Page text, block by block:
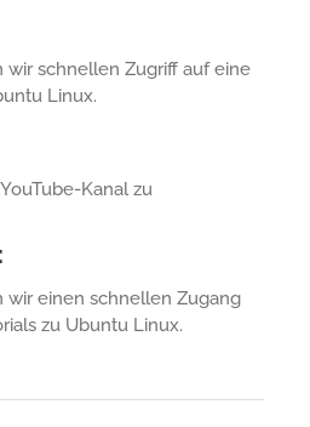
wir schnellen Zugriff auf eine
Linux.
Kanal zu
wir einen schnellen Zugang
zu Ubuntu Linux.